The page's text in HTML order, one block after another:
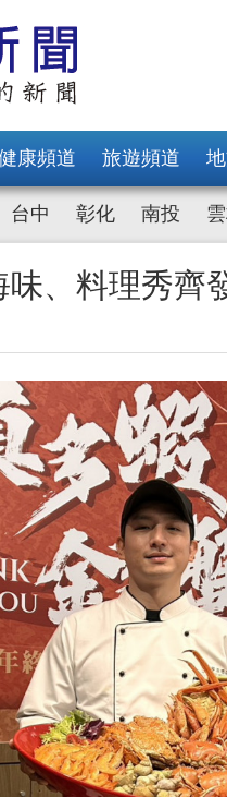
康頻道 旅遊頻道
台中 彰化 南投
、料理秀齊